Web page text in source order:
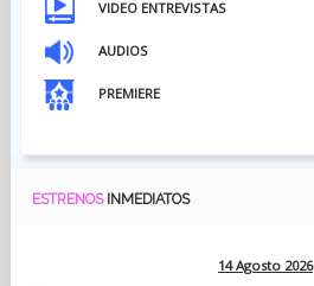
VIDEO ENTREVISTAS
AUDIOS
PREMIERE
ESTRENOS INMEDIATOS
14 Agosto 2026